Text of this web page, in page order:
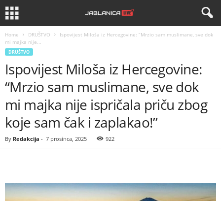
Home DRUŠTVO
Ispovijest Miloša iz Hercegovine: “Mrzio sam muslimane, sve dok
mi majka nije...
DRUŠTVO
Ispovijest Miloša iz Hercegovine:
“Mrzio sam muslimane, sve dok
mi majka nije ispričala priču zbog
koje sam čak i zaplakao!”
By Redakcija - 7 prosinca, 2025 922